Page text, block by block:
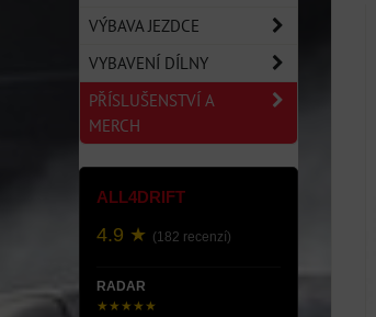
VÝBAVA JEZDCE
VYBAVENÍ DÍLNY
PŘÍSLUŠENSTVÍ A
MERCH
ALL4DRIFT
4.9 ★ (182 recenzí)
RADAR
★★★★★